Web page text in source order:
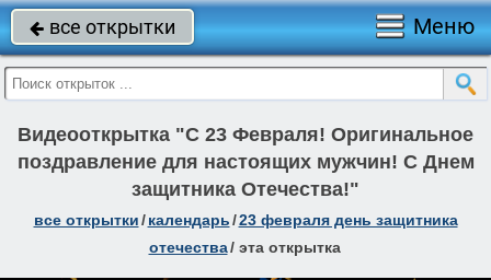
 все открытки Меню
Видеооткрытка "С 23 Февраля! Оригинальное
поздравление для настоящих мужчин! С Днем
защитника Отечества!"
все открытки/ календарь/23 февраля день защитника
отечества/ эта открытка